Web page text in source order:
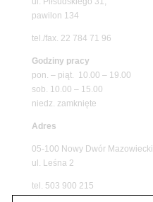
pawilon 134
tel./fax. 22 784 71 96
Godziny pracy
pon. – piąt. 10.00 – 19.00
sob. 10.00 – 15.00
niedz. zamknięte
Adres
05-100 Nowy Dwór Mazowiecki
ul. Leśna 2
tel. 503 900 215